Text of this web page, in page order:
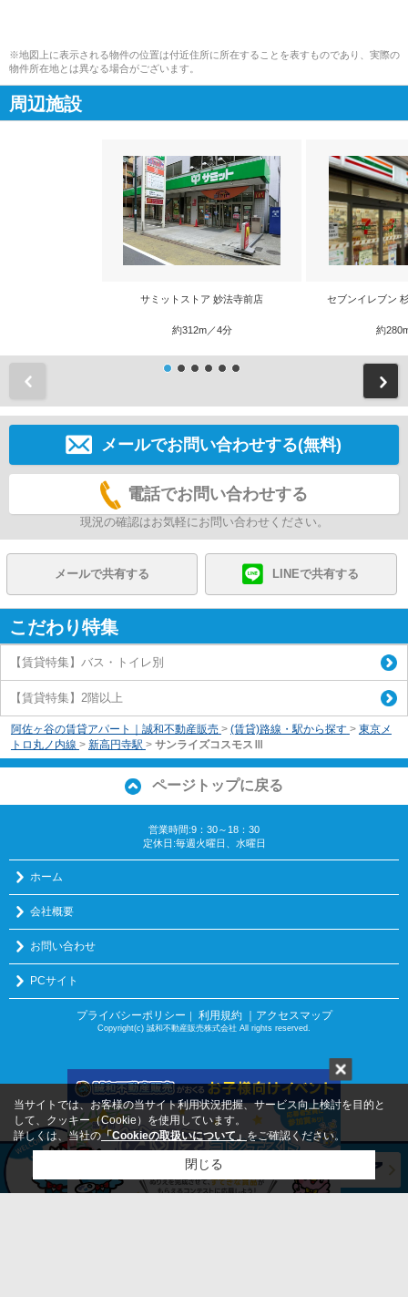
※地図上に表示される物件の位置は付近住所に所在することを表すものであり、実際の
物件所在地とは異なる場合がございます。
周辺施設
サミットストア 妙法寺前店
約312m／4分
セブンイレブン
約
メールでお問い合わせする(無料)
電話でお問い合わせする
現況の確認はお気軽にお問い合わせください。
メールで共有する LINEで共有する
こだわり特集
【賃貸特集】バス・トイレ別
【賃貸特集】2階以上
阿佐ヶ谷の賃貸アパート｜誠和不動産販売 > (賃貸)路線・駅から探す > 東京メ
トロ丸ノ内線 > 新高円寺駅 > サンライズコスモスⅢ
ページトップに戻る
営業時間:9：30～18：30
定休日:毎週火曜日、水曜日
ホーム
会社概要
お問い合わせ
PCサイト
プライバシーポリシー 利用規約 ｜アクセスマップ
Copyright(c) 誠和不動産販売株式会社 All rights reserved.
当サイトでは、お客様の当サイト利用状況把握、サービス向上検討を目的と
して、クッキー（Cookie）を使用しています。
詳しくは、当社の「Cookieの取扱いについて」 をご確認ください。
閉じる